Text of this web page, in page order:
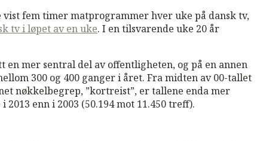
vist fem timer matprogrammer hver uke på dansk tv,
tv i løpet av en uke. I en tilsvarende uke 20 år
mer sentral del av offentligheten, og på en annen
300 og 400 ganger i året. Fra midten av 00-tallet
nøkkelbegrep, ”kortreist”, er tallene enda mer
enn i 2003 (50.194 mot 11.450 treff).